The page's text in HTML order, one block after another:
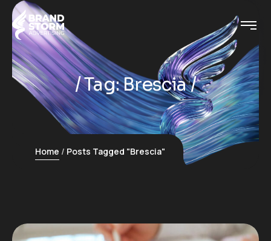
Tag:Brescia
Home Posts Tagged "Brescia"